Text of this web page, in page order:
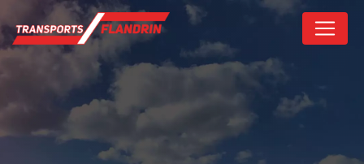
Panneau de gestion des cookies